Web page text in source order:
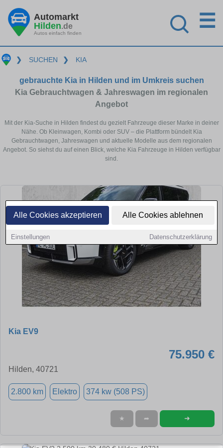
Alle Cookies akzeptieren Alle Cookies ablehnen
Einstellungen Datenschutzerklärung
Automarkt
Hilden.de
Autos einfach finden
☰
❯ SUCHEN ❯ KIA
gebrauchte Kia in Hilden und im Umkreis suchen
Kia Gebrauchtwagen & Jahreswagen im regionalen
Angebot
Mit der Kia-Suche in Hilden findest du gezielt Fahrzeuge dieser Marke in deiner
Nähe. Ob Kleinwagen, Kombi oder SUV – die Plattform bündelt Kia
Gebrauchtwagen, Jahreswagen und aktuelle Modelle aus dem regionalen
Angebot. So siehst du auf einen Blick, welche Kia Fahrzeuge in Hilden verfügbar
sind.
Kia EV9
75.950 €
Hilden, 40721
2.800 km Elektro 374 kw (508 PS)
★ ➦ ➜